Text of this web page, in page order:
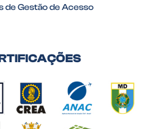
de Gestão de Acesso